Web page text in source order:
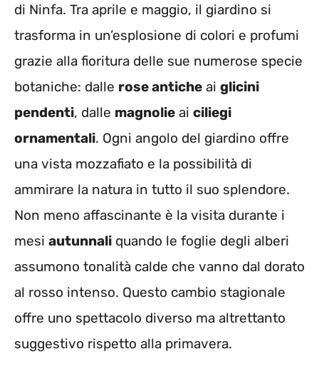
di Ninfa. Tra aprile e maggio, il giardino si
trasforma in un’esplosione di colori e profumi
grazie alla fioritura delle sue numerose specie
botaniche: dalle rose antiche ai glicini
pendenti, dalle magnolie ai ciliegi
ornamentali. Ogni angolo del giardino offre
una vista mozzafiato e la possibilità di
ammirare la natura in tutto il suo splendore.
Non meno affascinante è la visita durante i
mesi autunnali quando le foglie degli alberi
assumono tonalità calde che vanno dal dorato
al rosso intenso. Questo cambio stagionale
offre uno spettacolo diverso ma altrettanto
suggestivo rispetto alla primavera.